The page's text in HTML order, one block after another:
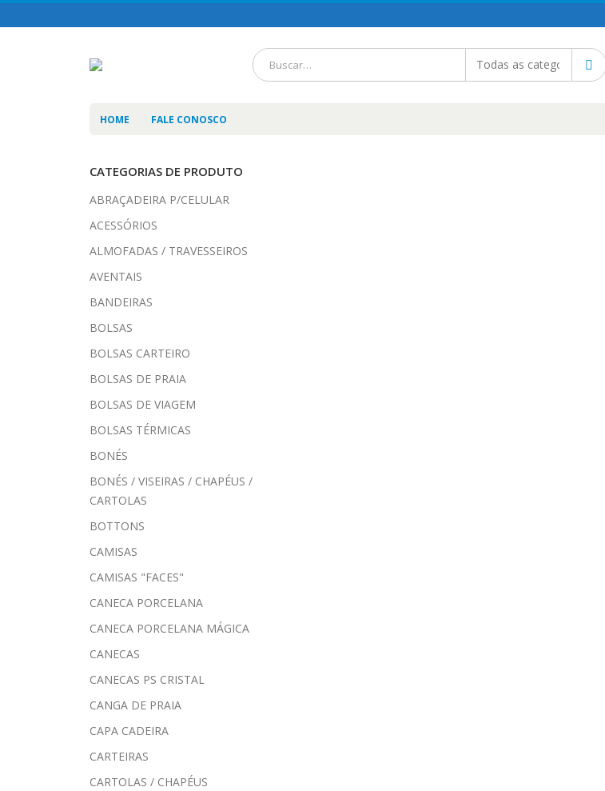
HOME FALE CONOSCO
CATEGORIAS DE PRODUTO
ABRAÇADEIRA P/CELULAR
ACESSÓRIOS
ALMOFADAS / TRAVESSEIROS
AVENTAIS
BANDEIRAS
BOLSAS
BOLSAS CARTEIRO
BOLSAS DE PRAIA
BOLSAS DE VIAGEM
BOLSAS TÉRMICAS
BONÉS
BONÉS / VISEIRAS / CHAPÉUS /
CARTOLAS
BOTTONS
CAMISAS
CAMISAS "FACES"
CANECA PORCELANA
CANECA PORCELANA MÁGICA
CANECAS
CANECAS PS CRISTAL
CANGA DE PRAIA
CAPA CADEIRA
CARTEIRAS
CARTOLAS / CHAPÉUS